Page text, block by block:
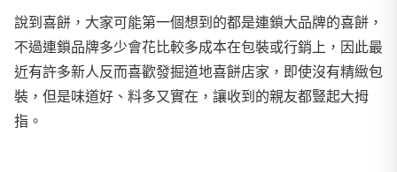
說到喜餅，大家可能第一個想到的都是連鎖大品牌的喜餅，
不過連鎖品牌多少會花比較多成本在包裝或行銷上，因此最
近有許多新人反而喜歡發掘道地喜餅店家，即使沒有精緻包
裝，但是味道好、料多又實在，讓收到的親友都豎起大拇
指。